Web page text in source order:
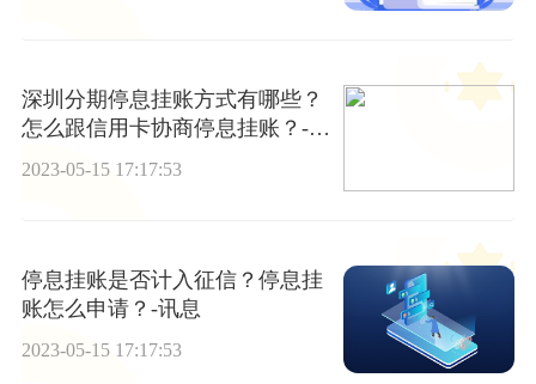
深圳分期停息挂账方式有哪些？
怎么跟信用卡协商停息挂账？-快
2023-05-15 17:17:53
停息挂账是否计入征信？停息挂
账怎么申请？-讯息
2023-05-15 17:17:53